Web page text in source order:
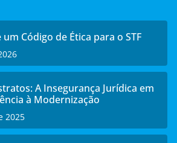
Código de Ética para o STF
A Insegurança Jurídica em
à Modernização
2025